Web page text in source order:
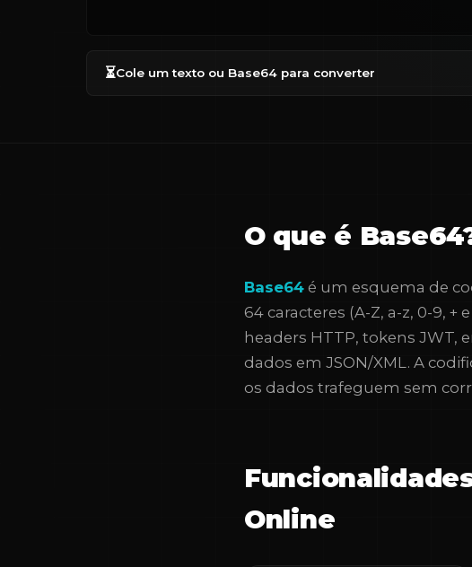
⏳Cole um texto ou Base64 para converter
O que é
Base64 é um esquema de
64 caracteres (A-Z, a-z, 0-9,
headers HTTP, tokens JWT,
dados em JSON/XML. A
os dados trafeguem sem
Online